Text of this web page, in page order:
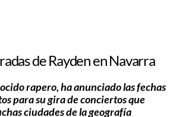
de Rayden en Navarra
rapero, ha anunciado las fechas
para su gira de conciertos que
ciudades de la geografía